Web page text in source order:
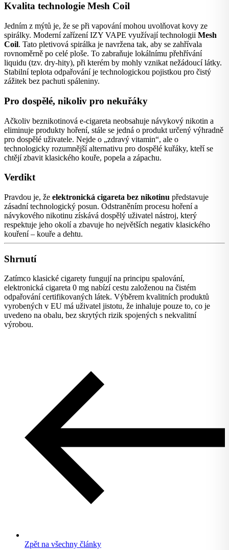
Kvalita technologie Mesh Coil
Jedním z mýtů je, že se při vapování mohou uvolňovat kovy ze
spirálky. Moderní zařízení IZY VAPE využívají technologii Mesh
Coil. Tato pletivová spirálka je navržena tak, aby se zahřívala
rovnoměrně po celé ploše. To zabraňuje lokálnímu přehřívání
liquidu (tzv. dry-hity), při kterém by mohly vznikat nežádoucí látky.
Stabilní teplota odpařování je technologickou pojistkou pro čistý
zážitek bez pachuti spáleniny.
Pro dospělé, nikoliv pro nekuřáky
Ačkoliv beznikotinová e-cigareta neobsahuje návykový nikotin a
eliminuje produkty hoření, stále se jedná o produkt určený výhradně
pro dospělé uživatele. Nejde o „zdravý vitamin“, ale o
technologicky rozumnější alternativu pro dospělé kuřáky, kteří se
chtějí zbavit klasického kouře, popela a zápachu.
Verdikt
Pravdou je, že elektronická cigareta bez nikotinu představuje
zásadní technologický posun. Odstraněním procesu hoření a
návykového nikotinu získává dospělý uživatel nástroj, který
respektuje jeho okolí a zbavuje ho největších negativ klasického
kouření – kouře a dehtu.
Shrnutí
Zatímco klasické cigarety fungují na principu spalování,
elektronická cigareta 0 mg nabízí cestu založenou na čistém
odpařování certifikovaných látek. Výběrem kvalitních produktů
vyrobených v EU má uživatel jistotu, že inhaluje pouze to, co je
uvedeno na obalu, bez skrytých rizik spojených s nekvalitní
výrobou.
Zpět na všechny články